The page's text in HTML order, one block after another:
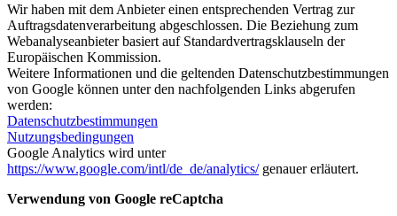
Wir haben mit dem Anbieter einen entsprechenden Vertrag zur
Auftragsdatenverarbeitung abgeschlossen. Die Beziehung zum
Webanalyseanbieter basiert auf Standardvertragsklauseln der
Europäischen Kommission.
Weitere Informationen und die geltenden Datenschutzbestimmungen
von Google können unter den nachfolgenden Links abgerufen
werden:
Datenschutzbestimmungen
Nutzungsbedingungen
Google Analytics wird unter
https://www.google.com/intl/de_de/analytics/genauer erläutert.
Verwendung von Google reCaptcha